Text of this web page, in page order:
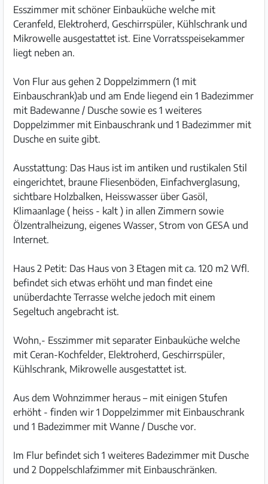
Esszimmer mit schöner Einbauküche welche mit
Ceranfeld, Elektroherd, Geschirrspüler, Kühlschrank und
Mikrowelle ausgestattet ist. Eine Vorratsspeisekammer
liegt neben an.
Von Flur aus gehen 2 Doppelzimmern (1 mit
Einbauschrank)ab und am Ende liegend ein 1 Badezimmer
mit Badewanne / Dusche sowie es 1 weiteres
Doppelzimmer mit Einbauschrank und 1 Badezimmer mit
Dusche en suite gibt.
Ausstattung: Das Haus ist im antiken und rustikalen Stil
eingerichtet, braune Fliesenböden, Einfachverglasung,
sichtbare Holzbalken, Heisswasser über Gasöl,
Klimaanlage ( heiss - kalt ) in allen Zimmern sowie
Ölzentralheizung, eigenes Wasser, Strom von GESA und
Internet.
Haus 2 Petit: Das Haus von 3 Etagen mit ca. 120 m2 Wfl.
befindet sich etwas erhöht und man findet eine
unüberdachte Terrasse welche jedoch mit einem
Segeltuch angebracht ist.
Wohn,- Esszimmer mit separater Einbauküche welche
mit Ceran-Kochfelder, Elektroherd, Geschirrspüler,
Kühlschrank, Mikrowelle ausgestattet ist.
Aus dem Wohnzimmer heraus – mit einigen Stufen
erhöht - finden wir 1 Doppelzimmer mit Einbauschrank
und 1 Badezimmer mit Wanne / Dusche vor.
Im Flur befindet sich 1 weiteres Badezimmer mit Dusche
und 2 Doppelschlafzimmer mit Einbauschränken.